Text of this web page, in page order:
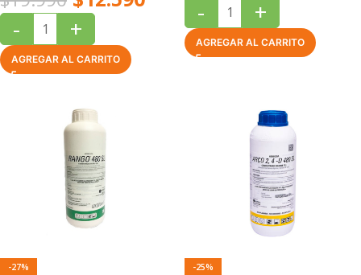
- +
AGREGAR AL CARRITO
- +
AGREGAR AL CARRITO
-27% -25%